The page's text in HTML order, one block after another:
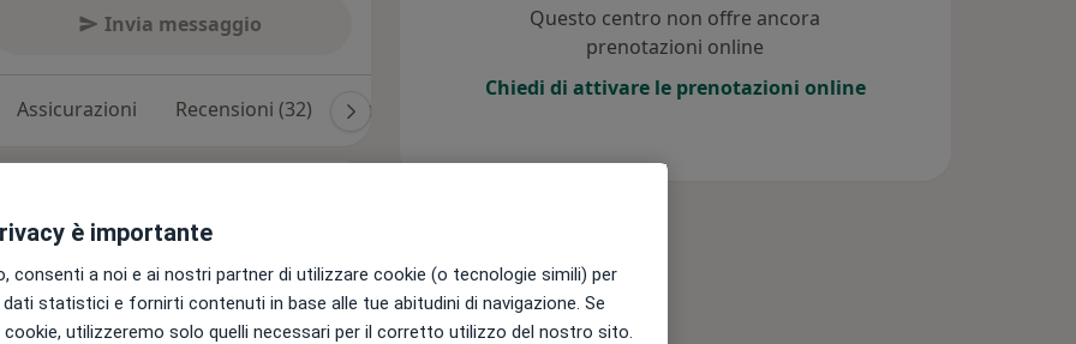
Invia messaggio
Assicurazioni Recensioni (32) Risposte ai pazienti (144)
dedicato a migliorare il
Nei miei anni di esperienza ho
gamma di individui, dai atleti agli
fisiche.
Questo centro non offre ancora
prenotazioni online
Chiedi di attivare le prenotazioni online
è importante
consenti a noi e ai nostri partner di utilizzare cookie (o tecnologie simili) per
statistici e fornirti contenuti in base alle tue abitudini di navigazione. Se
utilizzeremo solo quelli necessari per il corretto utilizzo del nostro sito.